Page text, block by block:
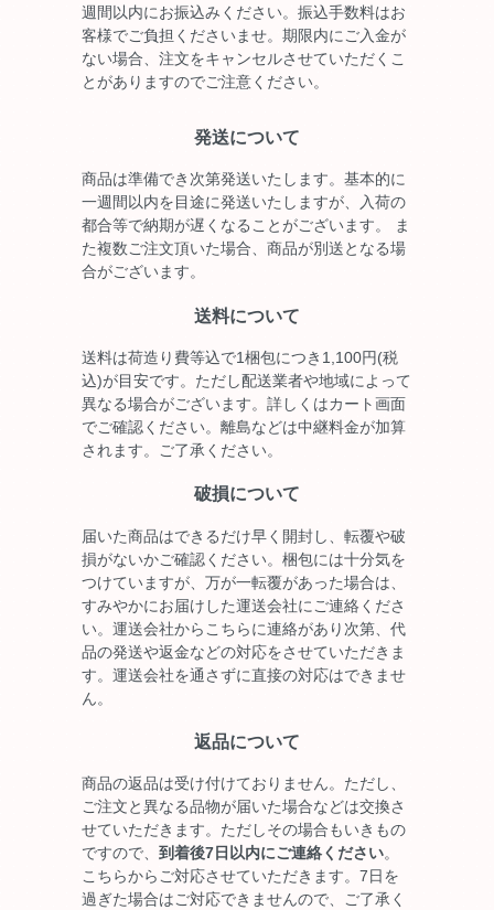
週間以内にお振込みください。振込手数料はお
客様でご負担くださいませ。期限内にご入金が
ない場合、注文をキャンセルさせていただくこ
とがありますのでご注意ください。
発送について
商品は準備でき次第発送いたします。基本的に
一週間以内を目途に発送いたしますが、入荷の
都合等で納期が遅くなることがございます。 ま
た複数ご注文頂いた場合、商品が別送となる場
合がございます。
送料について
送料は荷造り費等込で1梱包につき1,100円(税
込)が目安です。ただし配送業者や地域によって
異なる場合がございます。詳しくはカート画面
でご確認ください。離島などは中継料金が加算
されます。ご了承ください。
破損について
届いた商品はできるだけ早く開封し、転覆や破
損がないかご確認ください。梱包には十分気を
つけていますが、万が一転覆があった場合は、
すみやかにお届けした運送会社にご連絡くださ
い。運送会社からこちらに連絡があり次第、代
品の発送や返金などの対応をさせていただきま
す。運送会社を通さずに直接の対応はできませ
ん。
返品について
商品の返品は受け付けておりません。ただし、
ご注文と異なる品物が届いた場合などは交換さ
せていただきます。ただしその場合もいきもの
ですので、 到着後7日以内にご連絡ください。
こちらからご対応させていただきます。7日を
過ぎた場合はご対応できませんので、ご了承く